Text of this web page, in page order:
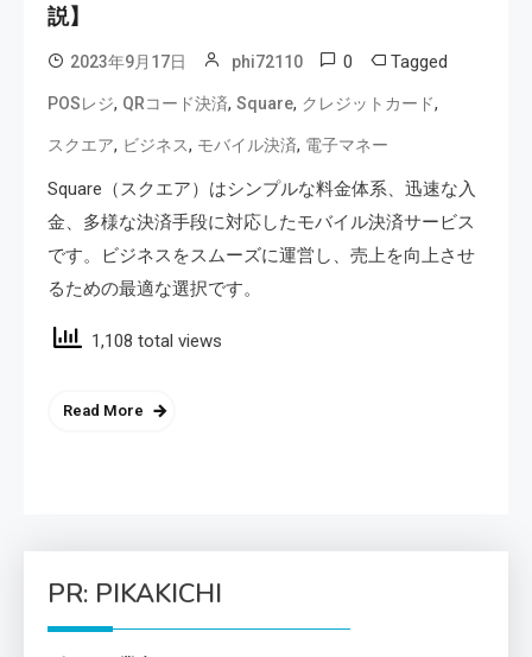
説】
2023年9月17日 phi72110 0 Tagged
POSレジ, QRコード決済, Square, クレジットカード,
スクエア, ビジネス, モバイル決済, 電子マネー
Square（スクエア）はシンプルな料金体系、迅速な入
金、多様な決済手段に対応したモバイル決済サービス
です。ビジネスをスムーズに運営し、売上を向上させ
るための最適な選択です。
1,108 total views
Read More
PR: PIKAKICHI